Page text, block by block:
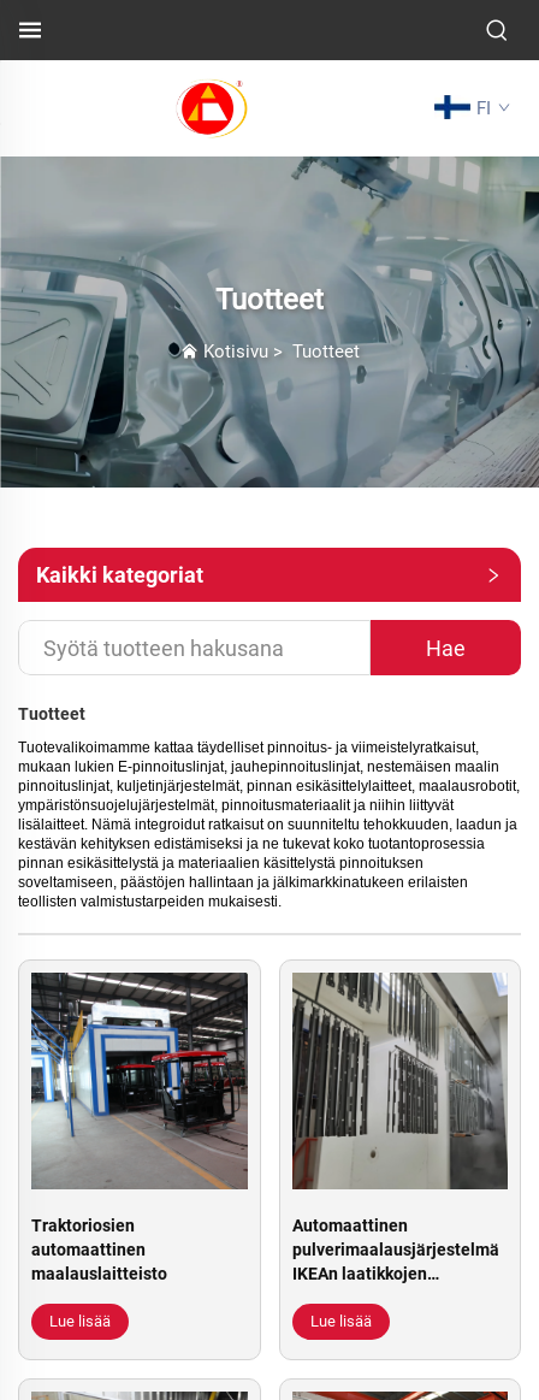
FI
Tuotteet
Kotisivu> Tuotteet
Kaikki kategoriat
Hae
Tuotteet
Tuotevalikoimamme kattaa täydelliset pinnoitus- ja viimeistelyratkaisut,
mukaan lukien E-pinnoituslinjat, jauhepinnoituslinjat, nestemäisen maalin
pinnoituslinjat, kuljetinjärjestelmät, pinnan esikäsittelylaitteet, maalausrobotit,
ympäristönsuojelujärjestelmät, pinnoitusmateriaalit ja niihin liittyvät
lisälaitteet. Nämä integroidut ratkaisut on suunniteltu tehokkuuden, laadun ja
kestävän kehityksen edistämiseksi ja ne tukevat koko tuotantoprosessia
pinnan esikäsittelystä ja materiaalien käsittelystä pinnoituksen
soveltamiseen, päästöjen hallintaan ja jälkimarkkinatukeen erilaisten
teollisten valmistustarpeiden mukaisesti.
Traktoriosien
automaattinen
maalauslaitteisto
Lue lisää
Automaattinen
pulverimaalausjärjestelmä
IKEAn laatikkojen
Lue lisää